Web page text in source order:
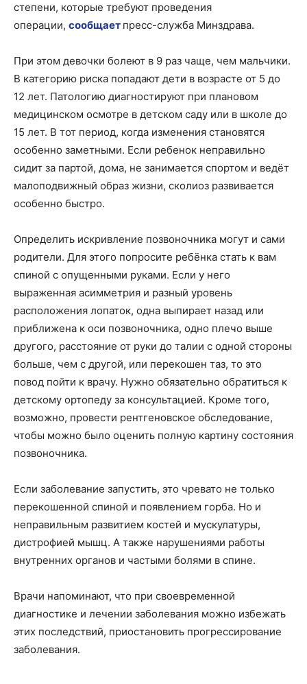
степени, которые требуют проведения
операции, сообщает пресс-служба Минздрава.
При этом девочки болеют в 9 раз чаще, чем мальчики.
В категорию риска попадают дети в возрасте от 5 до
12 лет. Патологию диагностируют при плановом
медицинском осмотре в детском саду или в школе до
15 лет. В тот период, когда изменения становятся
особенно заметными. Если ребенок неправильно
сидит за партой, дома, не занимается спортом и ведёт
малоподвижный образ жизни, сколиоз развивается
особенно быстро.
Определить искривление позвоночника могут и сами
родители. Для этого попросите ребёнка стать к вам
спиной с опущенными руками. Если у него
выраженная асимметрия и разный уровень
расположения лопаток, одна выпирает назад или
приближена к оси позвоночника, одно плечо выше
другого, расстояние от руки до талии с одной стороны
больше, чем с другой, или перекошен таз, то это
повод пойти к врачу. Нужно обязательно обратиться к
детскому ортопеду за консультацией. Кроме того,
возможно, провести рентгеновское обследование,
чтобы можно было оценить полную картину состояния
позвоночника.
Если заболевание запустить, это чревато не только
перекошенной спиной и появлением горба. Но и
неправильным развитием костей и мускулатуры,
дистрофией мышц. А также нарушениями работы
внутренних органов и частыми болями в спине.
Врачи напоминают, что при своевременной
диагностике и лечении заболевания можно избежать
этих последствий, приостановить прогрессирование
заболевания.